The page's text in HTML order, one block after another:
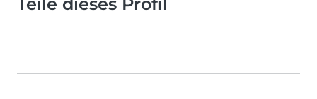
Teile dieses Profil